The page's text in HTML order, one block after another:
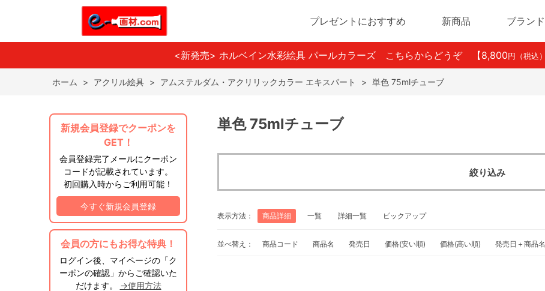
プレゼントにおすすめ 新商品 ブランド
<新発売> ホルベイン水彩絵具 パールカラーズ こちらからどうぞ 【8,800 円（税込）
ホーム > アクリル絵具 > アムステルダム・アクリリックカラー エキスパート > 単色 75mlチューブ
新規会員登録でクーポンを
GET！
会員登録完了メールにクーポン
コードが記載されています。
初回購入時からご利用可能！
今すぐ新規会員登録
会員の方にもお得な特典！
ログイン後、マイページの「ク
ーポンの確認」からご確認いた
だけます。 →使用方法
単色 75mlチューブ
絞り込み
表示方法： 商品詳細 一覧 詳細一覧 ピックアップ
並べ替え： 商品コード 商品名 発売日 価格(安い順) 価格(高い順) 発売日＋商品名